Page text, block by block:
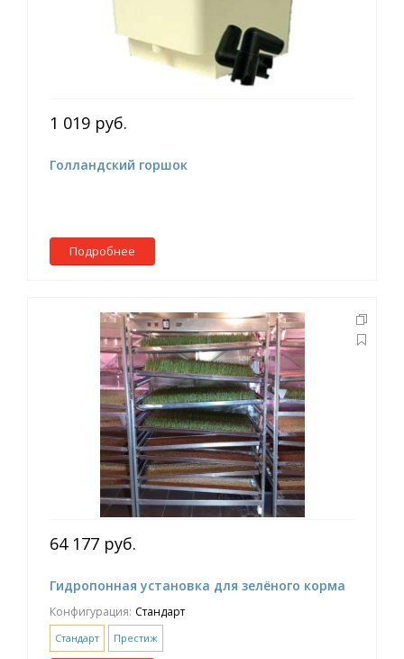
1 019 руб.
Голландский горшок
Подробнее
64 177 руб.
Гидропонная установка для зелёного корма
Конфигурация: Стандарт
Стандарт Престиж